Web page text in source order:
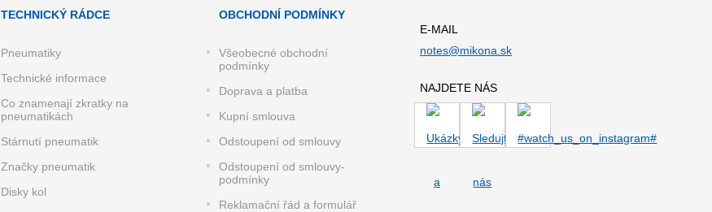
TECHNICKÝ RÁDCE
Pneumatiky
Technické informace
Co znamenají zkratky na
pneumatikách
Stárnutí pneumatik
Značky pneumatik
Disky kol
OBCHODNÍ PODMÍNKY
Všeobecné obchodní
podmínky
Doprava a platba
Kupní smlouva
Odstoupení od smlouvy
Odstoupení od smlouvy-
podmínky
Reklamační řád a formulář
E-MAIL
notes@mikona.sk
NAJDETE NÁS